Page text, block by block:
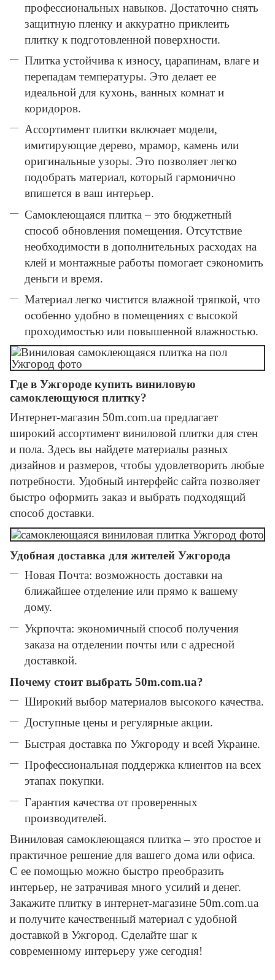
профессиональных навыков. Достаточно снять
защитную пленку и аккуратно приклеить
плитку к подготовленной поверхности.
Плитка устойчива к износу, царапинам, влаге и
перепадам температуры. Это делает ее
идеальной для кухонь, ванных комнат и
коридоров.
Ассортимент плитки включает модели,
имитирующие дерево, мрамор, камень или
оригинальные узоры. Это позволяет легко
подобрать материал, который гармонично
впишется в ваш интерьер.
Самоклеющаяся плитка – это бюджетный
способ обновления помещения. Отсутствие
необходимости в дополнительных расходах на
клей и монтажные работы помогает сэкономить
деньги и время.
Материал легко чистится влажной тряпкой, что
особенно удобно в помещениях с высокой
проходимостью или повышенной влажностью.
Где в Ужгороде купить виниловую
самоклеющуюся плитку?
Интернет-магазин 50m.com.ua предлагает
широкий ассортимент виниловой плитки для стен
и пола. Здесь вы найдете материалы разных
дизайнов и размеров, чтобы удовлетворить любые
потребности. Удобный интерфейс сайта позволяет
быстро оформить заказ и выбрать подходящий
способ доставки.
Удобная доставка для жителей Ужгорода
Новая Почта: возможность доставки на
ближайшее отделение или прямо к вашему
дому.
Укрпочта: экономичный способ получения
заказа на отделении почты или с адресной
доставкой.
Почему стоит выбрать 50m.com.ua?
Широкий выбор материалов высокого качества.
Доступные цены и регулярные акции.
Быстрая доставка по Ужгороду и всей Украине.
Профессиональная поддержка клиентов на всех
этапах покупки.
Гарантия качества от проверенных
производителей.
Виниловая самоклеющаяся плитка – это простое и
практичное решение для вашего дома или офиса.
С ее помощью можно быстро преобразить
интерьер, не затрачивая много усилий и денег.
Закажите плитку в интернет-магазине 50m.com.ua
и получите качественный материал с удобной
доставкой в Ужгород. Сделайте шаг к
современному интерьеру уже сегодня!